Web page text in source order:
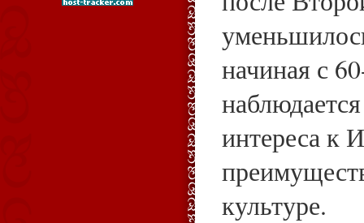
начиная с
интереса к
культуре.